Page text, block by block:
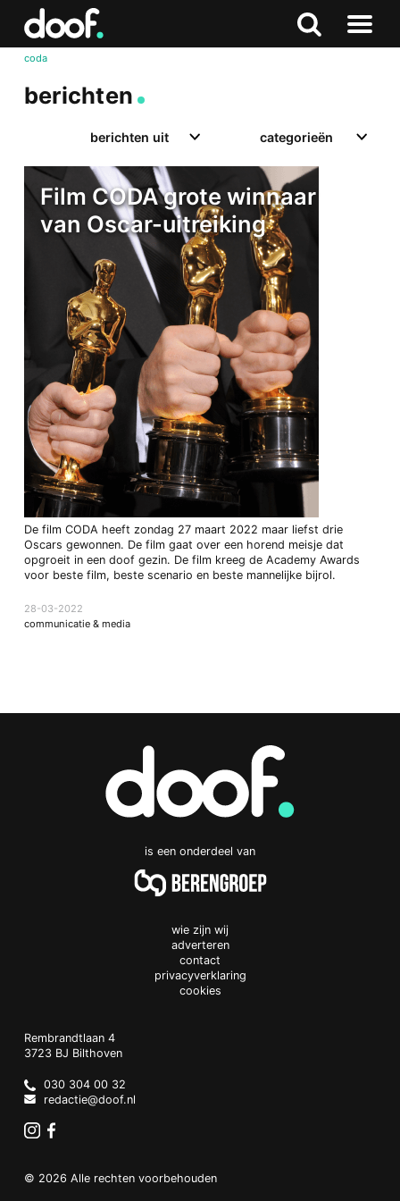
Zoeken
Naar
coda
berichten
berichten uit categorieën
Film CODA grote winnaar
van Oscar-uitreiking
De film CODA heeft zondag 27 maart 2022 maar liefst drie
Oscars gewonnen. De film gaat over een horend meisje dat
opgroeit in een doof gezin. De film kreeg de Academy Awards
voor beste film, beste scenario en beste mannelijke bijrol.
28-03-2022
communicatie & media
Doof.nl
Zoeken
is een onderdeel van
wie zijn wij
adverteren
contact
privacyverklaring
cookies
Doof.nl
work
Rembrandtlaan 4
3723 BJ Bilthoven
Netherlands
030 304 00 32
redactie@doof.nl
© 2026 Alle rechten voorbehouden